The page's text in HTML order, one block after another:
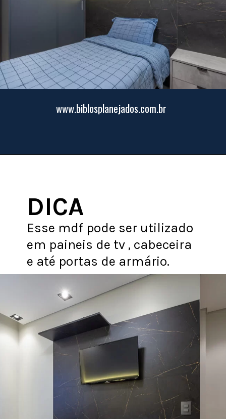
www.biblosplanejados.com.br
DICA
Esse mdf pode ser utilizado
em paineis de tv , cabeceira
e até portas de armário.